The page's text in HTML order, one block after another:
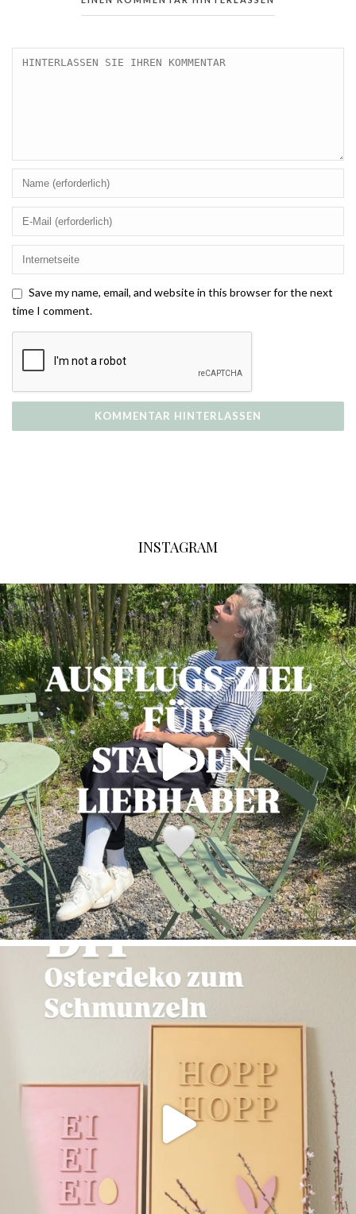
Save my name, email, and website in this browser for the next
time I comment.
INSTAGRAM